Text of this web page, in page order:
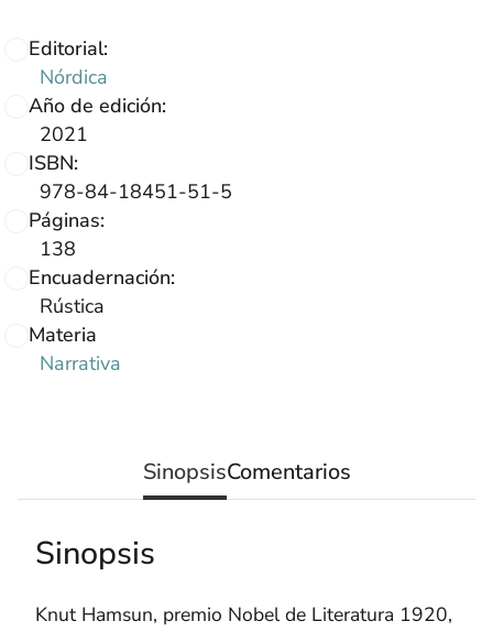
Editorial:
Nórdica
Año de edición:
2021
ISBN:
978-84-18451-51-5
Páginas:
138
Encuadernación:
Rústica
Materia
Narrativa
SinopsisComentarios
Sinopsis
Knut Hamsun, premio Nobel de Literatura 1920,